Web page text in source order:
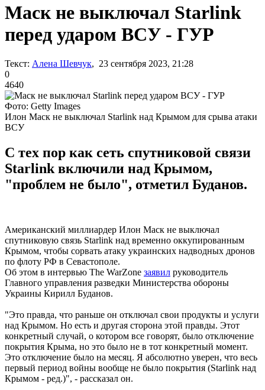
Маск не выключал Starlink
перед ударом ВСУ - ГУР
Текст: Алена Шевчук, 23 сентября 2023, 21:28
0
4640
Фото: Getty Images
Илон Маск не выключал Starlink над Крымом для срыва атаки
ВСУ
С тех пор как сеть спутниковой связи
Starlink включили над Крымом,
"проблем не было", отметил Буданов.
Американский миллиардер Илон Маск не выключал
спутниковую связь Starlink над временно оккупированным
Крымом, чтобы сорвать атаку украинских надводных дронов
по флоту РФ в Севастополе.
Об этом в интервью The WarZone заявил руководитель
Главного управления разведки Министерства обороны
Украины Кирилл Буданов.
"Это правда, что раньше он отключал свои продукты и услуги
над Крымом. Но есть и другая сторона этой правды. Этот
конкретный случай, о котором все говорят, было отключение
покрытия Крыма, но это было не в тот конкретный момент.
Это отключение было на месяц. Я абсолютно уверен, что весь
первый период войны вообще не было покрытия (Starlink над
Крымом - ред.)", - рассказал он.